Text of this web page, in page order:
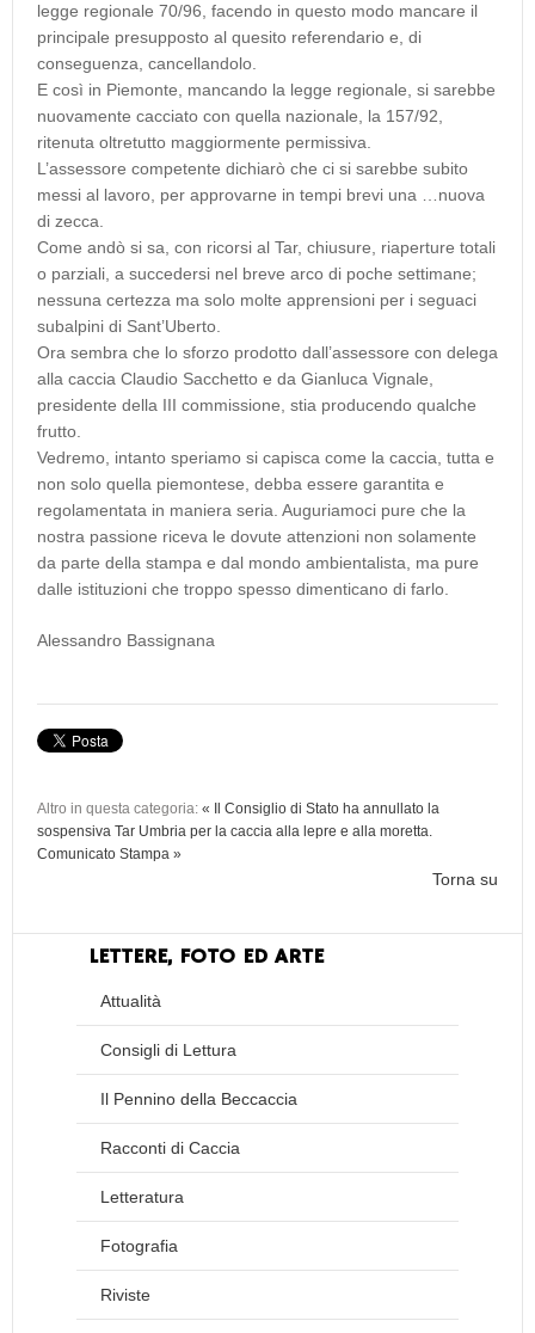
legge regionale 70/96, facendo in questo modo mancare il
principale presupposto al quesito referendario e, di
conseguenza, cancellandolo.
E così in Piemonte, mancando la legge regionale, si sarebbe
nuovamente cacciato con quella nazionale, la 157/92,
ritenuta oltretutto maggiormente permissiva.
L’assessore competente dichiarò che ci si sarebbe subito
messi al lavoro, per approvarne in tempi brevi una …nuova
di zecca.
Come andò si sa, con ricorsi al Tar, chiusure, riaperture totali
o parziali, a succedersi nel breve arco di poche settimane;
nessuna certezza ma solo molte apprensioni per i seguaci
subalpini di Sant’Uberto.
Ora sembra che lo sforzo prodotto dall’assessore con delega
alla caccia Claudio Sacchetto e da Gianluca Vignale,
presidente della III commissione, stia producendo qualche
frutto.
Vedremo, intanto speriamo si capisca come la caccia, tutta e
non solo quella piemontese, debba essere garantita e
regolamentata in maniera seria. Auguriamoci pure che la
nostra passione riceva le dovute attenzioni non solamente
da parte della stampa e dal mondo ambientalista, ma pure
dalle istituzioni che troppo spesso dimenticano di farlo.
Alessandro Bassignana
Altro in questa categoria: « Il Consiglio di Stato ha annullato la
sospensiva Tar Umbria per la caccia alla lepre e alla moretta.
Comunicato Stampa »
Torna su
LETTERE, FOTO ED ARTE
Attualità
Consigli di Lettura
Il Pennino della Beccaccia
Racconti di Caccia
Letteratura
Fotografia
Riviste